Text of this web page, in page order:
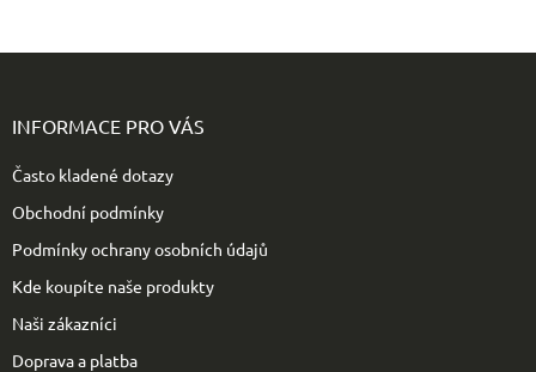
INFORMACE PRO VÁS
Často kladené dotazy
Obchodní podmínky
Podmínky ochrany osobních údajů
Kde koupíte naše produkty
Naši zákazníci
Doprava a platba